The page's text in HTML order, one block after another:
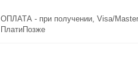
ОПЛАТА - при получении, Visa/
ПлатиПозже